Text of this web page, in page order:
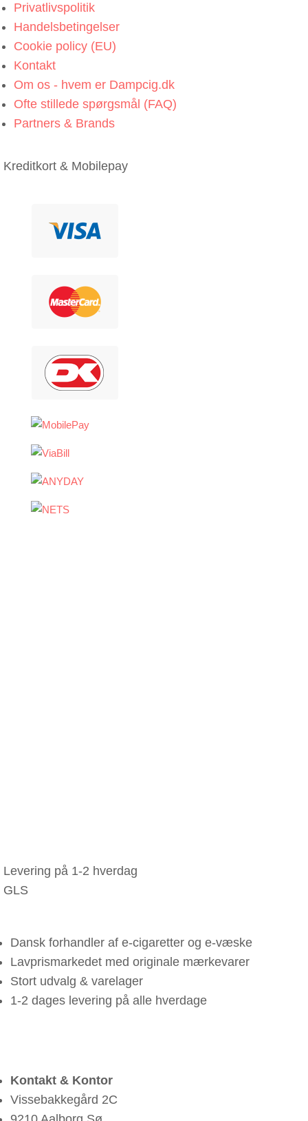
Privatlivspolitik
Handelsbetingelser
Cookie policy (EU)
Kontakt
Om os - hvem er Dampcig.dk
Ofte stillede spørgsmål (FAQ)
Partners & Brands
Kreditkort & Mobilepay
Levering på 1-2 hverdag
GLS
Dansk forhandler af e-cigaretter og e-væske
Lavprismarkedet med originale mærkevarer
Stort udvalg & varelager
1-2 dages levering på alle hverdage
Kontakt & Kontor
Vissebakkegård 2C